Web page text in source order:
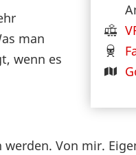
man
wenn es
Von mir.